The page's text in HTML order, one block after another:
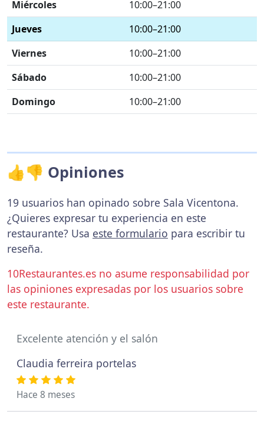
Miércoles
10:00–21:00
Jueves
10:00–21:00
Viernes
10:00–21:00
Sábado
10:00–21:00
Domingo
10:00–21:00
👍👎 Opiniones
19 usuarios han opinado sobre Sala Vicentona.
¿Quieres expresar tu experiencia en este
restaurante? Usa este formulario para escribir tu
reseña.
10Restaurantes.es no asume responsabilidad por
las opiniones expresadas por los usuarios sobre
este restaurante.
Excelente atención y el salón
Claudia ferreira portelas
Hace 8 meses